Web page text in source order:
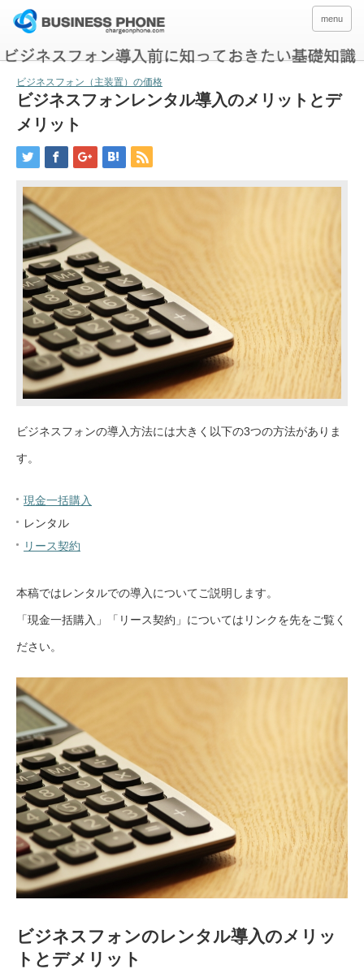
menu
ビジネスフォン（主装置）の価格
ビジネスフォンレンタル導入のメリットとデ
メリット
ビジネスフォンの導入方法には大きく以下の3つの方法がありま
す。
現金一括購入
レンタル
リース契約
本稿ではレンタルでの導入についてご説明します。
「現金一括購入」「リース契約」についてはリンクを先をご覧く
ださい。
ビジネスフォンのレンタル導入のメリッ
トとデメリット